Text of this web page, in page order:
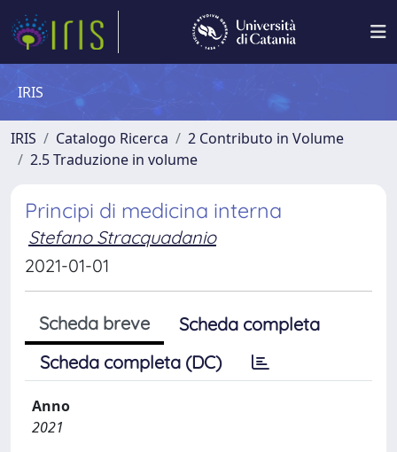
IRIS
IRIS Catalogo Ricerca
2 Contributo in Volume
2.5 Traduzione in volume
Principi di medicina interna
Stefano Stracquadanio
2021-01-01
Scheda breve
Scheda completa
Scheda completa (DC)
Anno
2021